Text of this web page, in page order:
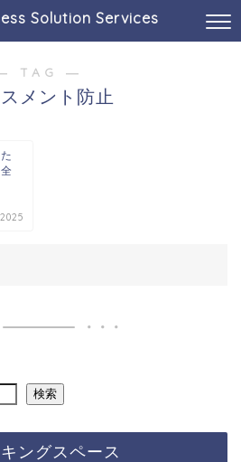
Solution Services
TAG ―
メント防止
検索
ングスペース